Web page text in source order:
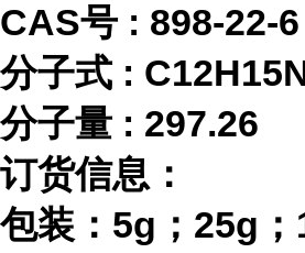
CAS号 : 898-22-6
分子式 :
分子量 : 297.26
订货信息：
包装： 5g；25g；